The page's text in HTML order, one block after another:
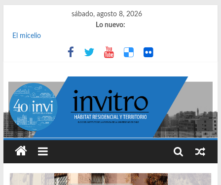
sábado, agosto 8, 2026
Lo nuevo:
El micelio
Receta para viajar al pasado
Una noche y el amanecer en Dignidad
El derecho a habitar